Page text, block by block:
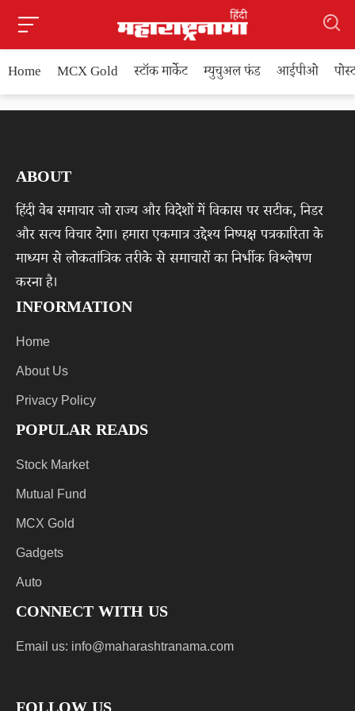
Home MCX Gold स्टॉक मार्केट म्युचुअल फंड आईपीओ
ABOUT
हिंदी वेब समाचार जो राज्य और विदेशों में विकास पर सटीक, निडर
और सत्य विचार देगा। हमारा एकमात्र उद्देश्य निष्पक्ष पत्रकारिता के
माध्यम से लोकतांत्रिक तरीके से समाचारों का निर्भीक विश्लेषण
करना है।
INFORMATION
Home
About Us
Privacy Policy
POPULAR READS
Stock Market
Mutual Fund
MCX Gold
Gadgets
Auto
CONNECT WITH US
Email us: info@maharashtranama.com